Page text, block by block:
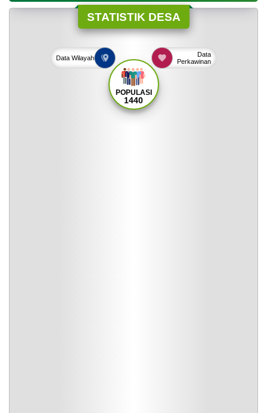
STATISTIK DESA
POPULASI
1440
Data Wilayah
Data
Perkawinan